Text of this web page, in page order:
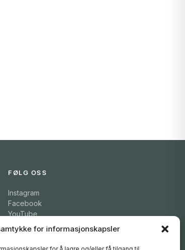
for informasjonskapsler
FØLG OSS
Instagram
Facebook
YouTube